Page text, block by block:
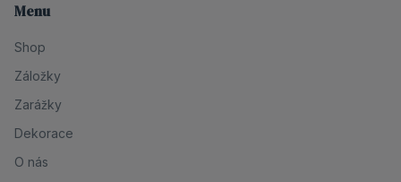
Menu
Shop
Záložky
Zarážky
Dekorace
O nás